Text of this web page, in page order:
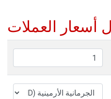
أسعار العملات